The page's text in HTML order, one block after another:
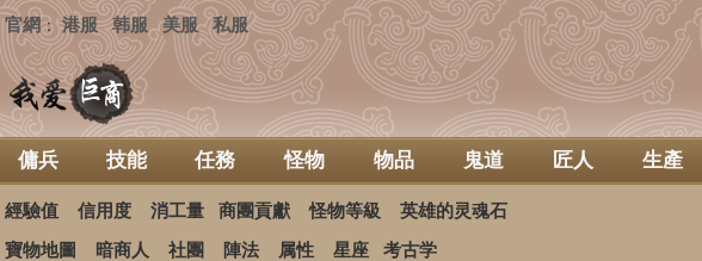
官網：港服 韩服 美服 私服
傭兵 技能 任務 怪物 物品 鬼道 匠人 生產
經驗值 信用度 消工量 商團貢獻 怪物等級 英雄的灵魂石
寶物地圖 暗商人 社團 陣法 属性 星座 考古学